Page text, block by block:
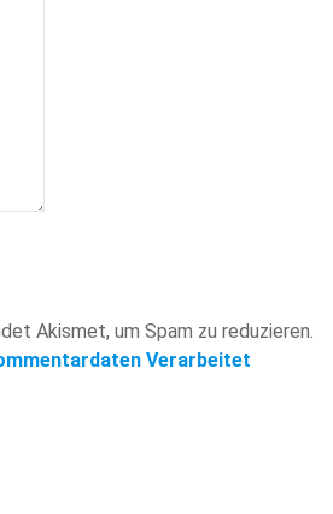
Akismet, um Spam zu reduzieren.
Verarbeitet